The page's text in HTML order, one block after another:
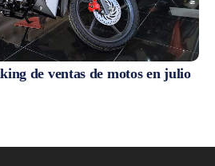
de ventas de motos en julio